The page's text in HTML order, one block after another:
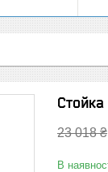
23 018 ₴
В